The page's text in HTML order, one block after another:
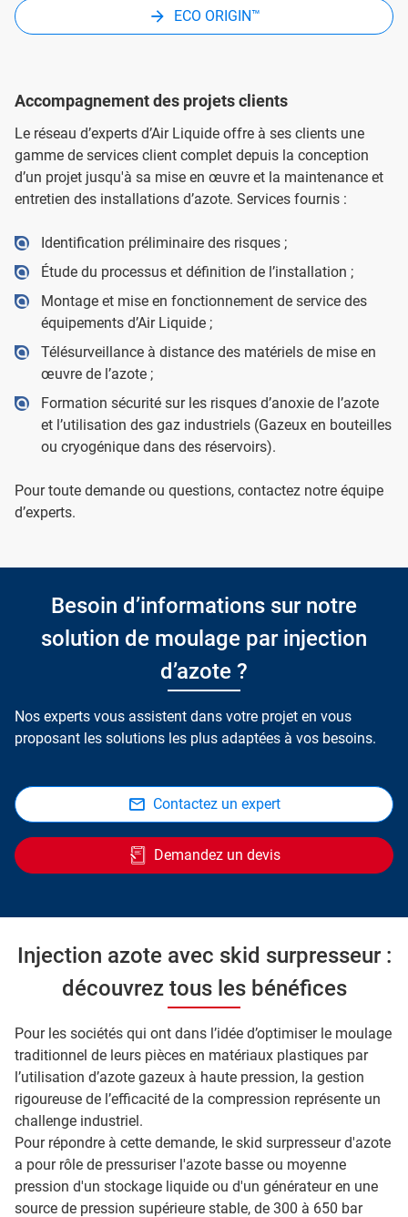
ECO ORIGIN™
Accompagnement des projets clients
Le réseau d’experts d’Air Liquide offre à ses clients une
gamme de services client complet depuis la conception
d’un projet jusqu'à sa mise en œuvre et la maintenance et
entretien des installations d’azote. Services fournis :
Identification préliminaire des risques ;
Étude du processus et définition de l’installation ;
Montage et mise en fonctionnement de service des
équipements d’Air Liquide ;
Télésurveillance à distance des matériels de mise en
œuvre de l’azote ;
Formation sécurité sur les risques d’anoxie de l’azote
et l’utilisation des gaz industriels (Gazeux en bouteilles
ou cryogénique dans des réservoirs).
Pour toute demande ou questions, contactez notre équipe
d’experts.
Besoin d’informations sur notre
solution de moulage par injection
d’azote ?
Nos experts vous assistent dans votre projet en vous
proposant les solutions les plus adaptées à vos besoins.
Contactez un expert
Demandez un devis
Injection azote avec skid surpresseur :
découvrez tous les bénéfices
Pour les sociétés qui ont dans l’idée d’optimiser le moulage
traditionnel de leurs pièces en matériaux plastiques par
l’utilisation d’azote gazeux à haute pression, la gestion
rigoureuse de l’efficacité de la compression représente un
challenge industriel.
Pour répondre à cette demande, le skid surpresseur d'azote
a pour rôle de pressuriser l'azote basse ou moyenne
pression d'un stockage liquide ou d'un générateur en une
source de pression supérieure stable, de 300 à 650 bar